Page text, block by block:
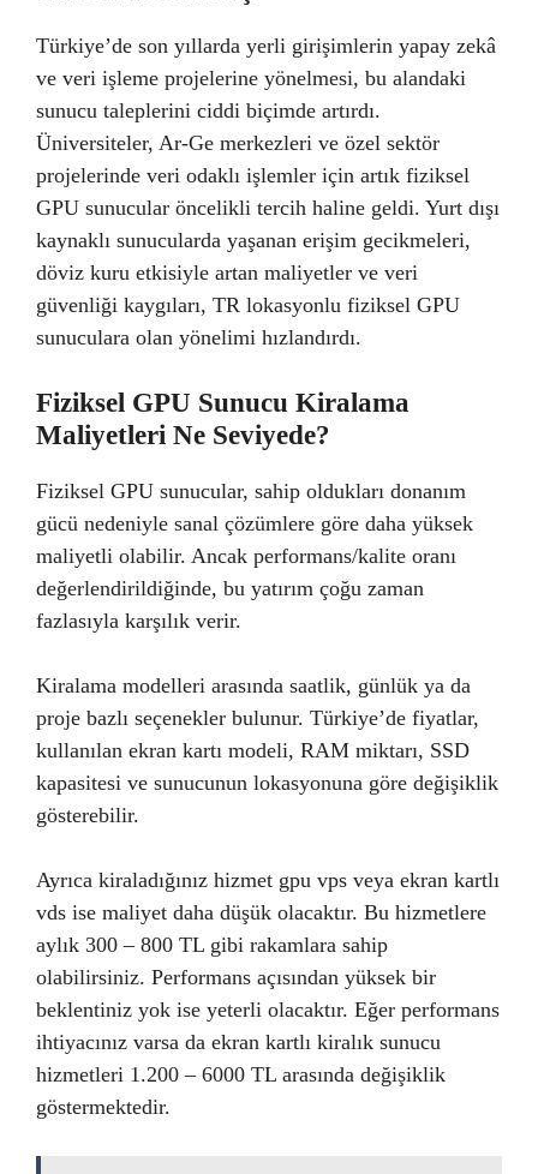
Türkiye’de son yıllarda yerli girişimlerin yapay zekâ
ve veri işleme projelerine yönelmesi, bu alandaki
sunucu taleplerini ciddi biçimde artırdı.
Üniversiteler, Ar-Ge merkezleri ve özel sektör
projelerinde veri odaklı işlemler için artık fiziksel
GPU sunucular öncelikli tercih haline geldi. Yurt dışı
kaynaklı sunucularda yaşanan erişim gecikmeleri,
döviz kuru etkisiyle artan maliyetler ve veri
güvenliği kaygıları, TR lokasyonlu fiziksel GPU
sunuculara olan yönelimi hızlandırdı.
Fiziksel GPU Sunucu Kiralama
Maliyetleri Ne Seviyede?
Fiziksel GPU sunucular, sahip oldukları donanım
gücü nedeniyle sanal çözümlere göre daha yüksek
maliyetli olabilir. Ancak performans/kalite oranı
değerlendirildiğinde, bu yatırım çoğu zaman
fazlasıyla karşılık verir.
Kiralama modelleri arasında saatlik, günlük ya da
proje bazlı seçenekler bulunur. Türkiye’de fiyatlar,
kullanılan ekran kartı modeli, RAM miktarı, SSD
kapasitesi ve sunucunun lokasyonuna göre değişiklik
gösterebilir.
Ayrıca kiraladığınız hizmet gpu vps veya ekran kartlı
vds ise maliyet daha düşük olacaktır. Bu hizmetlere
aylık 300 – 800 TL gibi rakamlara sahip
olabilirsiniz. Performans açısından yüksek bir
beklentiniz yok ise yeterli olacaktır. Eğer performans
ihtiyacınız varsa da ekran kartlı kiralık sunucu
hizmetleri 1.200 – 6000 TL arasında değişiklik
göstermektedir.